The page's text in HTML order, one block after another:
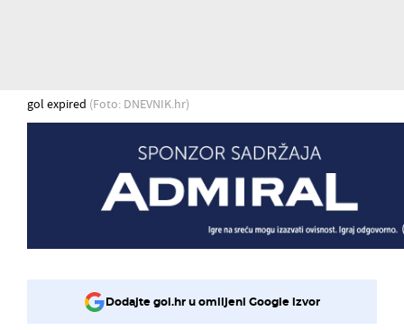
gol expired (Foto: DNEVNIK.hr)
Dodajte gol.hr u omiljeni Google izvor